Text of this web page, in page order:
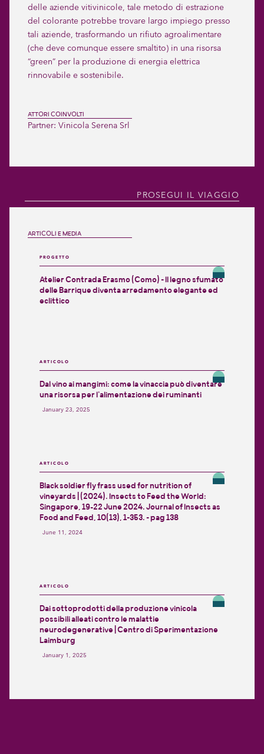
delle aziende vitivinicole, tale metodo di estrazione
del colorante potrebbe trovare largo impiego presso
tali aziende, trasformando un rifiuto agroalimentare
(che deve comunque essere smaltito) in una risorsa
“green” per la produzione di energia elettrica
rinnovabile e sostenibile.
ATTORI COINVOLTI
Partner: Vinicola Serena Srl
PROSEGUI IL VIAGGIO
ARTICOLI E MEDIA
PROGETTO
Atelier Contrada Erasmo (Como) - Il legno sfumato
delle Barrique diventa arredamento elegante ed
eclittico
ARTICOLO
Dal vino ai mangimi: come la vinaccia può diventare
una risorsa per l’alimentazione dei ruminanti
January 23, 2025
ARTICOLO
Black soldier fly frass used for nutrition of
vineyards | (2024). Insects to Feed the World:
Singapore, 19–22 June 2024. Journal of Insects as
Food and Feed, 10(13), 1-353. - pag 138
June 11, 2024
ARTICOLO
Dai sottoprodotti della produzione vinicola
possibili alleati contro le malattie
neurodegenerative | Centro di Sperimentazione
Laimburg
January 1, 2025